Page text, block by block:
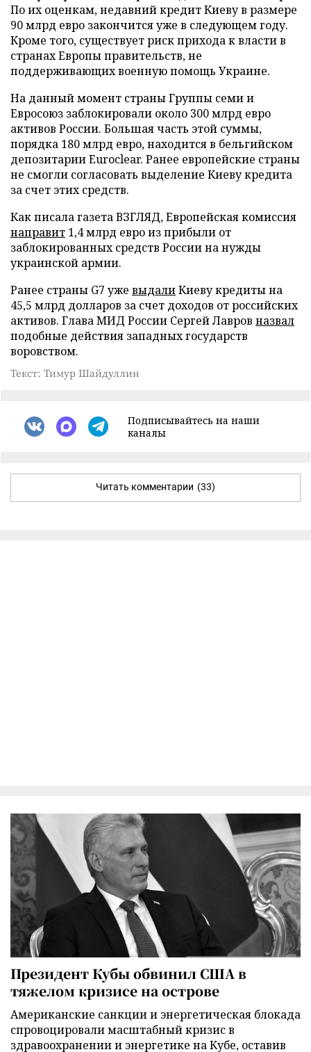
По их оценкам, недавний кредит Киеву в размере
90 млрд евро закончится уже в следующем году.
Кроме того, существует риск прихода к власти в
странах Европы правительств, не
поддерживающих военную помощь Украине.
На данный момент страны Группы семи и
Евросоюз заблокировали около 300 млрд евро
активов России. Большая часть этой суммы,
порядка 180 млрд евро, находится в бельгийском
депозитарии Euroclear. Ранее европейские страны
не смогли согласовать выделение Киеву кредита
за счет этих средств.
Как писала газета ВЗГЛЯД, Европейская комиссия
направит 1,4 млрд евро из прибыли от
заблокированных средств России на нужды
украинской армии.
Ранее страны G7 уже выдалиКиеву кредиты на
45,5 млрд долларов за счет доходов от российских
активов. Глава МИД России Сергей Лавров назвал
подобные действия западных государств
воровством.
Текст: Тимур Шайдуллин
Подписывайтесь на наши
каналы
Читать комментарии (33)
Президент Кубы обвинил США в
тяжелом кризисе на острове
Американские санкции и энергетическая блокада
спровоцировали масштабный кризис в
здравоохранении и энергетике на Кубе, оставив